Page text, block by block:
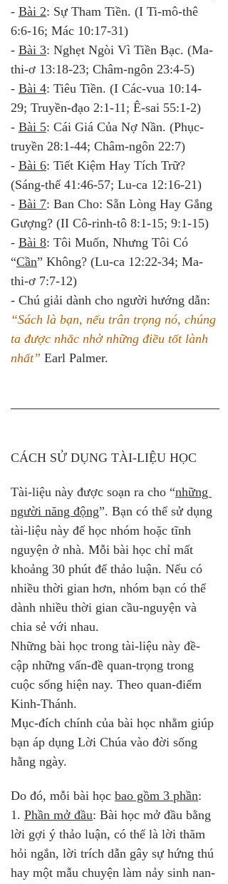
- Bài 2: Sự Tham Tiền. (I Ti-mô-thê
6:6-16; Mác 10:17-31)
- Bài 3: Nghẹt Ngòi Vì Tiền Bạc. (Ma-
thi-ơ 13:18-23; Châm-ngôn 23:4-5)
- Bài 4: Tiêu Tiền. (I Các-vua 10:14-
29; Truyền-đạo 2:1-11; Ê-sai 55:1-2)
- Bài 5: Cái Giá Của Nợ Nần. (Phục-
truyền 28:1-44; Châm-ngôn 22:7)
- Bài 6: Tiết Kiệm Hay Tích Trữ?
(Sáng-thế 41:46-57; Lu-ca 12:16-21)
- Bài 7: Ban Cho: Sẵn Lòng Hay Gắng
Gượng? (II Cô-rinh-tô 8:1-15; 9:1-15)
- Bài 8: Tôi Muốn, Nhưng Tôi Có
“Cần” Không? (Lu-ca 12:22-34; Ma-
thi-ơ 7:7-12)
- Chú giải dành cho người hướng dẫn:
“Sách là bạn, nếu trân trọng nó, chúng
ta được nhắc nhở những điều tốt lành
nhất” Earl Palmer.
CÁCH SỬ DỤNG TÀI-LIỆU HỌC
Tài-liệu này được soạn ra cho “những
người năng động”. Bạn có thể sử dụng
tài-liệu này để học nhóm hoặc tĩnh
nguyện ở nhà. Mỗi bài học chỉ mất
khoảng 30 phút để thảo luận. Nếu có
nhiều thời gian hơn, nhóm bạn có thể
dành nhiều thời gian cầu-nguyện và
chia sẻ với nhau.
Những bài học trong tài-liệu này đề-
cập những vấn-đề quan-trọng trong
cuộc sống hiện nay. Theo quan-điểm
Kinh-Thánh.
Mục-đích chính của bài học nhằm giúp
bạn áp dụng Lời Chúa vào đời sống
hằng ngày.
Do đó, mỗi bài học bao gồm 3 phần:
1. Phần mở đầu: Bài học mở đầu bằng
lời gợi ý thảo luận, có thể là lời thăm
hỏi ngắn, lời trích dẫn gây sự hứng thú
hay một mẫu chuyện làm nảy sinh nan-